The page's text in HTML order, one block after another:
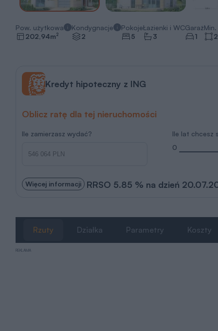
Pow. użytkowa
202,94m2
Kondygnacje
2
Pokoje
5
Łazienki i WC
3
Garaż
1
Min.
Kredyt hipoteczny z ING
Oblicz ratę dla tej nieruchomości
Ile zamierzasz wydać?
Ile lat chcesz
0
Więcej informacji RRSO 5.85 % na dzień
Rzuty Działka Parametry Koszty
REKLAMA